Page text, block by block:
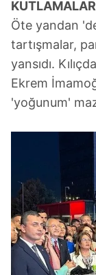
Öte yandan
tartışmalar,
yansıdı.
Ekrem
'yoğunum'